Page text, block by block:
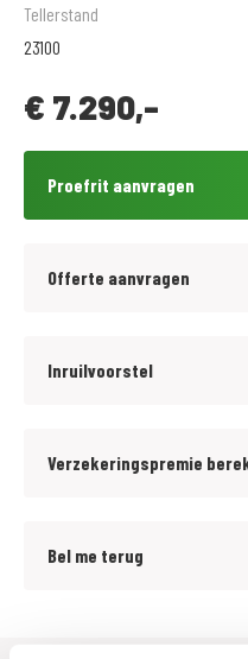
Nobelweg 4, 4462 GK, Goes
https://www.motoport.nl/goes of
Voor kwaliteit en
Voor aankoop en onderhoud
aantrekkelijke tarieven diverse
Tellerstand
23100
€ 7.290,-
Proefrit aanvragen
Offerte aanvragen
Inruilvoorstel
Verzekeringspremie
Bel me terug